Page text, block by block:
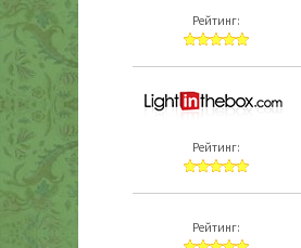
Рейтинг:
Рейтинг:
Рейтинг: